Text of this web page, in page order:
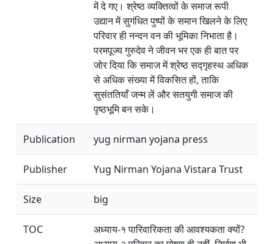
में दे गए। श्रेष्ठ व्यक्तित्वों के समाज रूपी
उद्यान में सुगंधित पुष्पों के समान खिलने के लिए
परिवार ही नन्दन वन की भूमिका निभाता है।
परमपूज्य गुरुदेव ने जीवन भर एक ही बात पर
जोर दिया कि समाज में श्रेष्ठ सद्गृहस्थ अधिक
से अधिक संख्या में विकसित हों, ताकि
सुसंततियाँ जन्म लें और सतयुगी समाज की
पृष्ठभूमि बन सके।
Publication yug nirman yojana press
Publisher Yug Nirman Yojana Vistara Trust
Size big
TOC
अध्याय-१ पारिवारिकता की आवश्यकता क्यों?